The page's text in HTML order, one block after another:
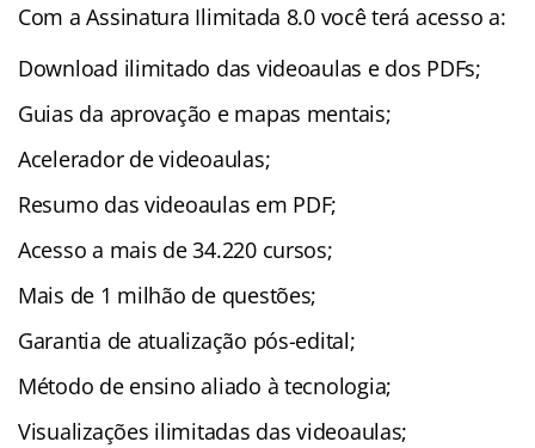
Com a Assinatura Ilimitada 8.0 você terá acesso a:
Download ilimitado das videoaulas e dos PDFs;
Guias da aprovação e mapas mentais;
Acelerador de videoaulas;
Resumo das videoaulas em PDF;
Acesso a mais de 34.220 cursos;
Mais de 1 milhão de questões;
Garantia de atualização pós-edital;
Método de ensino aliado à tecnologia;
Visualizações ilimitadas das videoaulas;